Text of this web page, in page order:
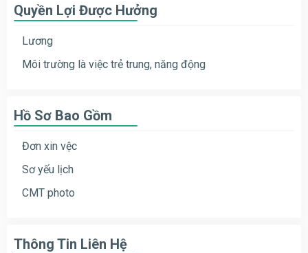
Quyền Lợi Được Hưởng
Lương
Môi trường là việc trẻ trung, năng động
Hồ Sơ Bao Gồm
Đơn xin vệc
Sơ yếu lịch
CMT photo
Thông Tin Liên Hệ